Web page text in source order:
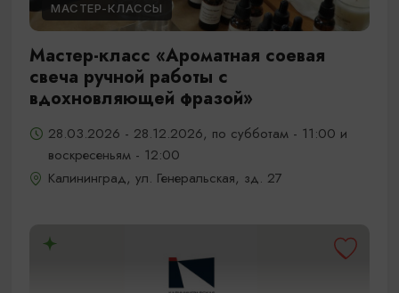
МАСТЕР-КЛАССЫ
Мастер-класс «Ароматная соевая
свеча ручной работы с
вдохновляющей фразой»
28.03.2026 - 28.12.2026, по субботам - 11:00 и
воскресеньям - 12:00
Калининград, ул. Генеральская, зд. 27